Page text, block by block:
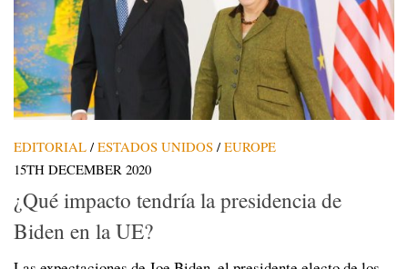
EDITORIAL / ESTADOS UNIDOS / EUROPE
15TH DECEMBER 2020
¿Qué impacto tendría la presidencia de
Biden en la UE?